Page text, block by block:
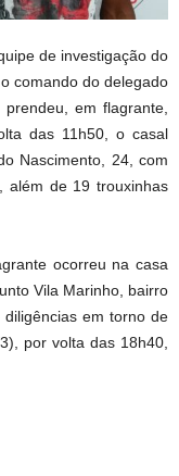
de investigação do
comando do delegado
em flagrante,
das 11h50, o casal
Nascimento, 24, com
além de 19 trouxinhas
ocorreu na casa
Vila Marinho, bairro
em torno de
por volta das 18h40,